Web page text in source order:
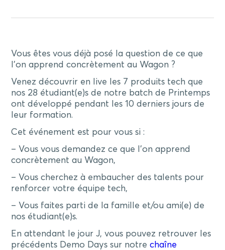
Vous êtes vous déjà posé la question de ce que
l’on apprend concrètement au Wagon ?
Venez découvrir en live les 7 produits tech que
nos 28 étudiant(e)s de notre batch de Printemps
ont développé pendant les 10 derniers jours de
leur formation.
Cet événement est pour vous si :
– Vous vous demandez ce que l’on apprend
concrètement au Wagon,
– Vous cherchez à embaucher des talents pour
renforcer votre équipe tech,
– Vous faites parti de la famille et/ou ami(e) de
nos étudiant(e)s.
En attendant le jour J, vous pouvez retrouver les
précédents Demo Days sur notrechaîne